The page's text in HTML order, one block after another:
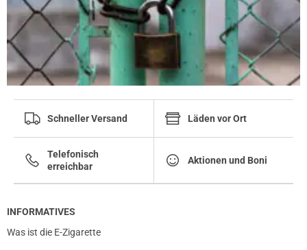
prev
Schneller Versand Läden vor Ort
Telefonisch
erreichbar
Aktionen und Boni
INFORMATIVES
Was ist die E-Zigarette